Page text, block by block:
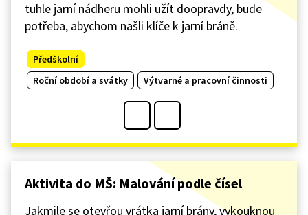
tuhle jarní nádheru mohli užít doopravdy, bude
potřeba, abychom našli klíče k jarní bráně.
Předškolní
Roční období a svátky
Výtvarné a pracovní činnosti
Aktivita do MŠ: Malování podle čísel
Jakmile se otevřou vrátka jarní brány, vykouknou